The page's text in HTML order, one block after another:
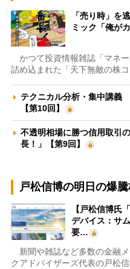
「売り時」を
ミック「俺が
かつて投資情報雑誌「マネ
詰め込まれた「天下無敵の株
テクニカル分析・集中講義
【第10回】
不透明相場に勝つ信用取引
長！」【第9回】
戸松信博の明日の爆騰
【戸松信博氏
デバイス：サ
要…
新聞や雑誌など多数の金融
クアドバイザーズ代表の戸松